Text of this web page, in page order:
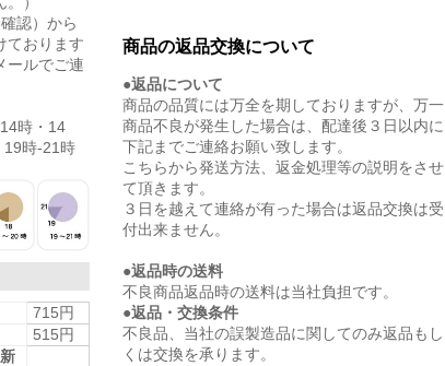
認）から
ております
ールでご連
時・14
19時-21時
715円
515円
商品の返品交換について
●返品について
商品の品質には万全を期しておりますが、万一
商品不良が発生した場合は、配達後３日以内に
下記までご連絡お願い致します。
こちらから発送方法、返金処理等の説明をさせ
て頂きます。
３日を越えて連絡が有った場合は返品交換は受
付出来ません。
●返品時の送料
不良商品返品時の送料は当社負担です。
●返品・交換条件
不良品、当社の誤製造品に関してのみ返品もし
くは交換を承ります。